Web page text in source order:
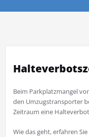
Beim Parkplatzmangel
den Umzugstransporter
Zeitraum eine
Wie das geht, erfahren